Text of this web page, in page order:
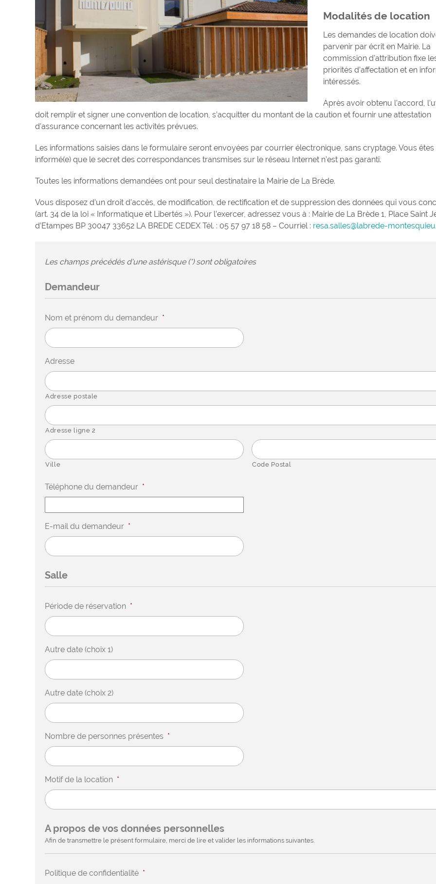
Modalités de location
Les demandes de location
parvenir par écrit en Mairie. La
commission d’attribution fixe
priorités d’affectation et en
intéressés.
Après avoir obtenu l’accord,
doit remplir et signer une convention de location, s’acquitter du montant de la caution et fournir une attestation
d’assurance concernant les activités prévues.
Les informations saisies dans le formulaire seront envoyées par courrier électronique, sans cryptage. Vous êtes
informé(e) que le secret des correspondances transmises sur le réseau Internet n’est pas garanti.
Toutes les informations demandées ont pour seul destinataire la Mairie de La Brède.
Vous disposez d’un droit d’accès, de modification, de rectification et de suppression des données qui vous
(art. 34 de la loi « Informatique et Libertés »). Pour l’exercer, adressez vous à : Mairie de La Brède 1, Place Saint
d’Etampes BP 30047 33652 LA BREDE CEDEX Tél. : 05 57 97 18 58 – Courriel : resa.salles@labrede-
Les champs précédés d'une astérisque (*) sont obligatoires
Demandeur
Nom et prénom du demandeur *
Adresse
Adresse postale
Adresse ligne 2
Ville Code Postal
Téléphone du demandeur *
E-mail du demandeur *
Salle
Période de réservation *
Autre date (choix 1)
Autre date (choix 2)
Nombre de personnes présentes *
Motif de la location *
A propos de vos données personnelles
Afin de transmettre le présent formulaire, merci de lire et valider les informations suivantes.
Politique de confidentialité *
brédois à
consacrera
reportages à
Brède dans le